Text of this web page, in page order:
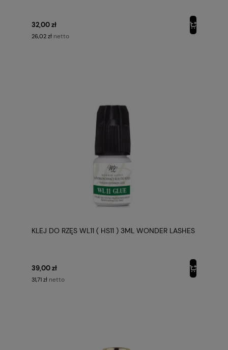
32,00 zł
26,02 zł netto
KLEJ DO RZĘS WL11 ( HS11 ) 3ML WONDER LASHES
39,00 zł
31,71 zł netto